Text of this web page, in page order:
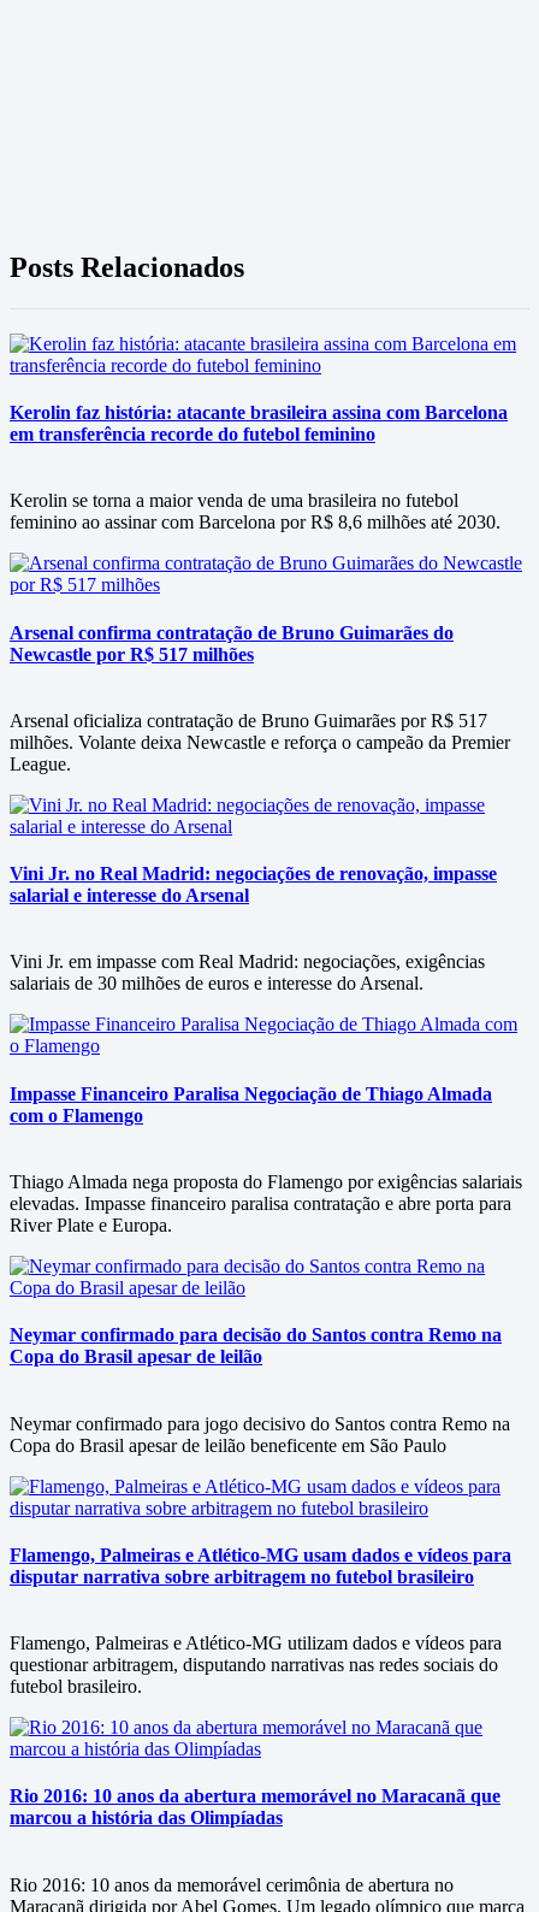
Posts Relacionados
Kerolin faz história: atacante brasileira assina com Barcelona
em transferência recorde do futebol feminino
Kerolin se torna a maior venda de uma brasileira no futebol
feminino ao assinar com Barcelona por R$ 8,6 milhões até 2030.
Arsenal confirma contratação de Bruno Guimarães do
Newcastle por R$ 517 milhões
Arsenal oficializa contratação de Bruno Guimarães por R$ 517
milhões. Volante deixa Newcastle e reforça o campeão da Premier
League.
Vini Jr. no Real Madrid: negociações de renovação, impasse
salarial e interesse do Arsenal
Vini Jr. em impasse com Real Madrid: negociações, exigências
salariais de 30 milhões de euros e interesse do Arsenal.
Impasse Financeiro Paralisa Negociação de Thiago Almada
com o Flamengo
Thiago Almada nega proposta do Flamengo por exigências salariais
elevadas. Impasse financeiro paralisa contratação e abre porta para
River Plate e Europa.
Neymar confirmado para decisão do Santos contra Remo na
Copa do Brasil apesar de leilão
Neymar confirmado para jogo decisivo do Santos contra Remo na
Copa do Brasil apesar de leilão beneficente em São Paulo
Flamengo, Palmeiras e Atlético-MG usam dados e vídeos para
disputar narrativa sobre arbitragem no futebol brasileiro
Flamengo, Palmeiras e Atlético-MG utilizam dados e vídeos para
questionar arbitragem, disputando narrativas nas redes sociais do
futebol brasileiro.
Rio 2016: 10 anos da abertura memorável no Maracanã que
marcou a história das Olimpíadas
Rio 2016: 10 anos da memorável cerimônia de abertura no
Maracanã dirigida por Abel Gomes. Um legado olímpico que marca